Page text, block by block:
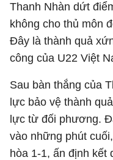
Thanh Nhàn dứt
không cho thủ môn
Đây là thành quả
công của U22 Việt
Sau bàn thắng của
lực bảo vệ thành
lực từ đối phương.
vào những phút
hòa 1-1, ấn định kết